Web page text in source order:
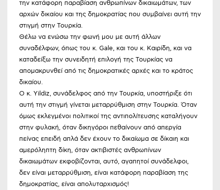
την κατάφορη παραβίαση ανθρωπίνων δικαιωμάτων, των
αρχών δικαίου και της δημοκρατίας που συμβαίνει αυτή την
στιγμή στην Τουρκία.
Θέλω να ενώσω την φωνή μου με αυτή άλλων
συναδέλφων, όπως του κ. Gale, και του κ. Καιρίδη, και να
καταδείξω την συνειδητή επιλογή της Τουρκίας να
απομακρυνθεί από τις δημοκρατικές αρχές και το κράτος
δικαίου.
Ο κ. Yildiz, συνάδελφος από την Τουρκία, υποστήριξε ότι
αυτή την στιγμή γίνεται μεταρρύθμιση στην Τουρκία. Όταν
όμως εκλεγμένοι πολιτικοί της αντιπολίτευσης καταλήγουν
στην φυλακή, όταν δικηγόροι πεθαίνουν από απεργία
πείνας επειδή απλά δεν έχουν το δικαίωμα σε δίκαιη και
αμερόληπτη δίκη, όταν ακτιβιστές ανθρωπίνων
δικαιωμάτων εκφοβίζονται, αυτό, αγαπητοί συνάδελφοι,
δεν είναι μεταρρύθμιση, είναι κατάφορη παραβίαση της
δημοκρατίας, είναι απολυταρχισμός!